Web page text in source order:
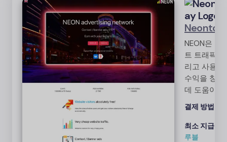
NEON은 웹
트 트래픽을
리고 사용자
수익을 창출
데 도움이
광고 네트워
니다. 광고
원하는 만큼
고 링크를
결제 방법:
최소 지급액:
루블